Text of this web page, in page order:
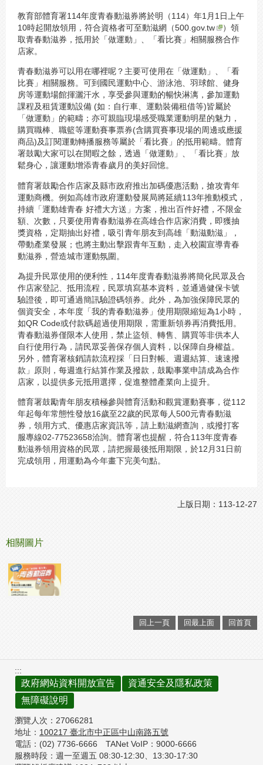
教育部體育署114年度青春動滋券將於明（114）年1月1日上午
10時起開放領用，符合資格者可至動滋網（500.gov.tw
）領
取青春動滋券，抵用於「做運動」、「看比賽」相關服務合作
店家。
青春動滋券可以用在哪裡呢？主要可使用在「做運動」、「看
比賽」相關服務。可到國民運動中心、游泳池、羽球館、健身
房等運動場館揮灑汗水，享受參與運動的暢快淋漓，參加運動
課程及租賃運動設備 (如：自行車、運動裝備租借等)皆屬於
「做運動」的範疇；亦可親臨現場感受職業運動明星的魅力，
購買職棒、職籃等運動賽事票券(含購買賽事現場的周邊或應援
商品)及訂閱運動轉播服務等屬於「看比賽」的抵用範疇。體育
署鼓勵大家可以在閒暇之餘，透過「做運動」、「看比賽」放
鬆身心，讓運動增添青春歲月的美好回憶。
體育署鼓勵合作店家及縣市政府推出加碼優惠活動，搶攻青年
運動商機。例如高雄市政府運動發展局將延續113年推動模式，
持續「運動雄青春 好禮大方送」方案，推出百件好禮，不限金
額、次數，只要使用青春動滋券在高雄合作店家消費，即獲抽
獎資格，定期抽出好禮，吸引青年朋友到高雄「動滋動滋」，
帶動產業發展；也將主動出擊跟青年互動，走入校園宣導青春
動滋券，營造城市運動氛圍。
為提升民眾使用的便利性，114年度青春動滋券將簡化民眾及合
作店家登記、抵用流程，民眾填寫基本資料，並通過健保卡號
驗證後，即可通過簡訊驗證碼領券。此外，為加強保障民眾的
個資安全，本年度「我的青春動滋券」使用期限縮短為1小時，
如QR Code或付款碼超過使用期限，需重新領券再消費抵用。
青春動滋券僅限本人使用，禁止盜領、轉售、購買等非供本人
自行使用行為，請民眾妥善保存個人資料，以保障自身權益。
另外，體育署核銷請款流程採「日日對帳、週週結算、速速撥
款」原則，每週進行結算作業及撥款，鼓勵事業申請成為合作
店家，以提供多元抵用選擇，促進整體產業向上提升。
體育署鼓勵青年朋友積極參與體育活動和觀賞運動賽事，從112
年起每年常態性發放16歲至22歲的民眾每人500元青春動滋
券，領用方式、優惠店家資訊等，請上動滋網查詢，或撥打客
服專線02-77523658洽詢。體育署也提醒，符合113年度青春
動滋券領用資格的民眾，請把握最後抵用期限，於12月31日前
完成領用，用運動為今年畫下完美句點。
上版日期：113-12-27
相關圖片
回上一頁 回最上面 回首頁
:::
政府網站資料開放宣告
資通安全及隱私政策
無障礙說明
瀏覽人次： 27066281
地址： 100217 臺北市中正區中山南路五號
電話：(02) 7736-6666 TANet VoIP：9000-6666
服務時段：週一至週五 08:30-12:30、 13:30-17:30